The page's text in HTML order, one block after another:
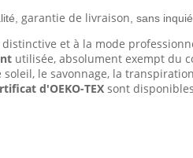
garantie de livraison , sans
et à la mode
utilisée, absolument exempt du
soleil, le savonnage, la
d'OEKO-TEX sont